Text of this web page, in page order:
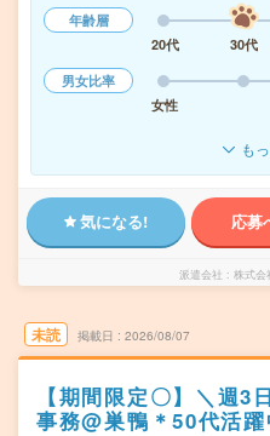
年齢層
20代
30代
男女比率
女性
も
気になる! 応募
派遣会社 株式会
未読 掲載日 2026/08/07
【期間限定〇】＼週3
事務@巣鴨＊50代活躍